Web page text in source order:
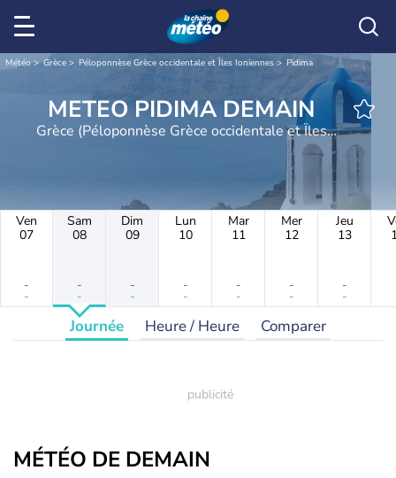
Météo Grèce Péloponnèse Grèce occidentale et Îles Ioniennes Pidima
METEO PIDIMA DEMAIN
Grèce (Péloponnèse Grèce occidentale et Îles
Ven
07
-
-
Sam
08
-
-
Dim
09
-
-
Lun
10
-
-
Mar
11
-
-
Mer
12
-
-
Jeu
13
-
-
Journée Heure / Heure Comparer
MÉTÉO DE DEMAIN